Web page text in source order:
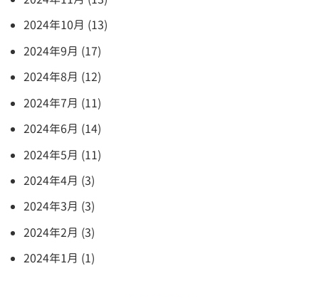
2024年10月 (13)
2024年9月 (17)
2024年8月 (12)
2024年7月 (11)
2024年6月 (14)
2024年5月 (11)
2024年4月 (3)
2024年3月 (3)
2024年2月 (3)
2024年1月 (1)